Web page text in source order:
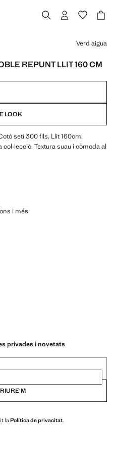
REPUNT LLIT 160 CM
Verd aigua
LOOK
setí 300 fils. Llit 160cm.
Textura suau i còmoda al
i més
privades i novetats
la Política de privacitat.